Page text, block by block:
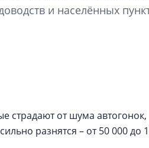
и населённых
страдают от шума автогонок,
разнятся – от 50 000 до